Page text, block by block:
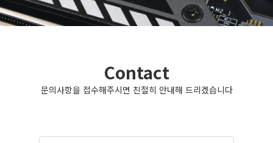
Contact
문의사항을 접수해주시면 친절히 안내해 드리겠습니다